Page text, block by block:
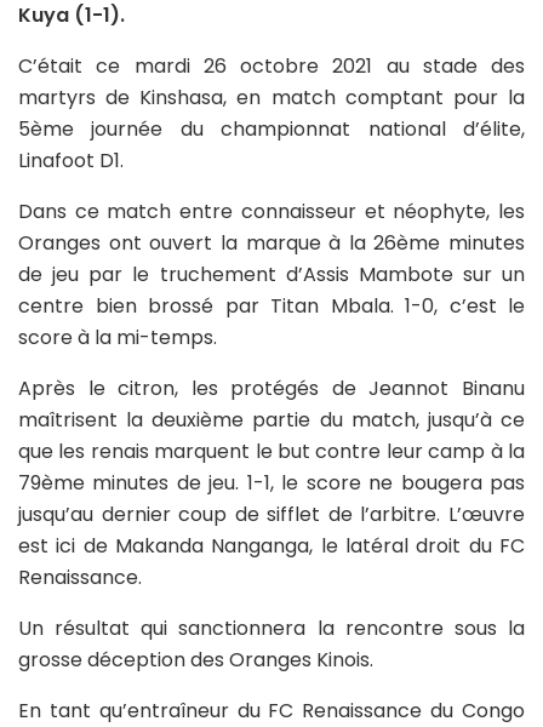
Kuya (1-1).
C’était ce mardi 26 octobre 2021 au stade des
martyrs de Kinshasa, en match comptant pour la
5ème journée du championnat national d’élite,
Linafoot D1.
Dans ce match entre connaisseur et néophyte, les
Oranges ont ouvert la marque à la 26ème minutes
de jeu par le truchement d’Assis Mambote sur un
centre bien brossé par Titan Mbala. 1-0, c’est le
score à la mi-temps.
Après le citron, les protégés de Jeannot Binanu
maîtrisent la deuxième partie du match, jusqu’à ce
que les renais marquent le but contre leur camp à la
79ème minutes de jeu. 1-1, le score ne bougera pas
jusqu’au dernier coup de sifflet de l’arbitre. L’œuvre
est ici de Makanda Nanganga, le latéral droit du FC
Renaissance.
Un résultat qui sanctionnera la rencontre sous la
grosse déception des Oranges Kinois.
En tant qu’entraîneur du FC Renaissance du Congo